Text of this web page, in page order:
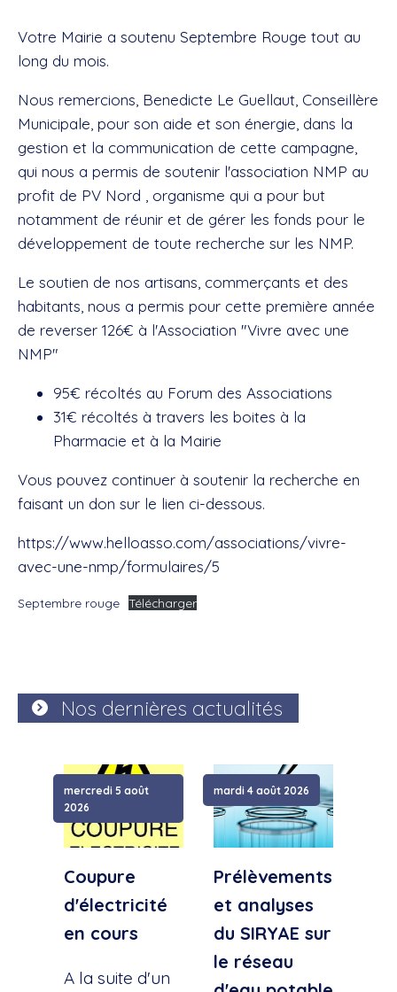
Votre Mairie a soutenu Septembre Rouge tout au
long du mois.
Nous remercions, Benedicte Le Guellaut, Conseillère
Municipale, pour son aide et son énergie, dans la
gestion et la communication de cette campagne,
qui nous a permis de soutenir l'association NMP au
profit de PV Nord , organisme qui a pour but
notamment de réunir et de gérer les fonds pour le
développement de toute recherche sur les NMP.
Le soutien de nos artisans, commerçants et des
habitants, nous a permis pour cette première année
de reverser 126€ à l'Association "Vivre avec une
NMP"
95€ récoltés au Forum des Associations
31€ récoltés à travers les boites à la
Pharmacie et à la Mairie
Vous pouvez continuer à soutenir la recherche en
faisant un don sur le lien ci-dessous.
https://www.helloasso.com/associations/vivre-
avec-une-nmp/formulaires/5
Septembre rouge Télécharger
Nos dernières actualités
mercredi 5 août
2026
Coupure
d'électricité
en cours
A la suite d'un
mardi 4 août 2026
Prélèvements
et analyses
du SIRYAE sur
le réseau